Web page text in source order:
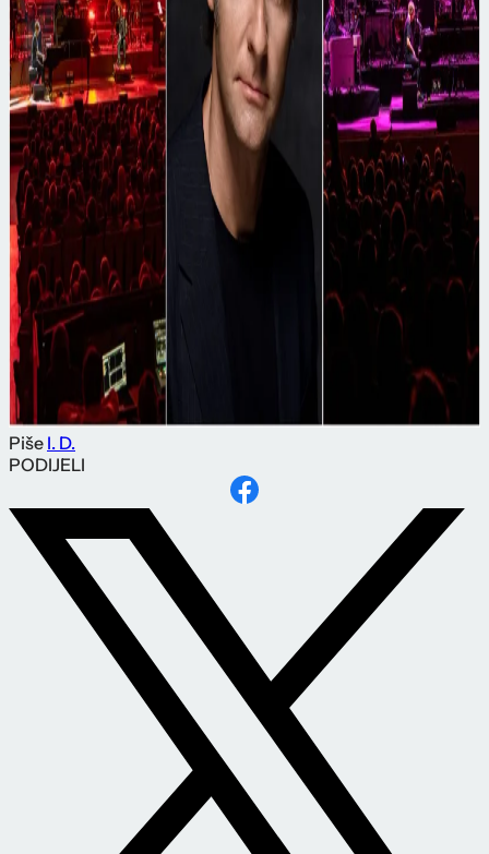
Piše I. D.
PODIJELI